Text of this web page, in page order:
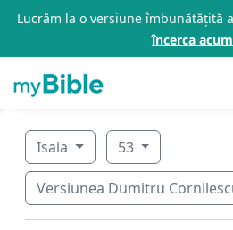
Lucrăm la o versiune îmbunătățită
încerca
Isaia 53
Versiunea Dumitru